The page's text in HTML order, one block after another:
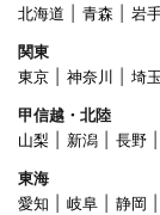
北海道
青森 岩
関東
東京
神奈川 埼玉
甲信越・北陸
山梨
新潟 長野
東海
愛知
岐阜 静岡